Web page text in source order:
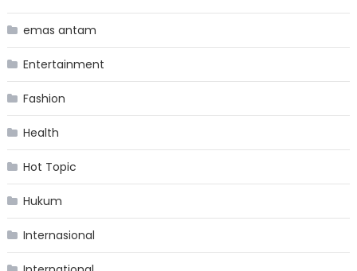
emas antam
Entertainment
Fashion
Health
Hot Topic
Hukum
Internasional